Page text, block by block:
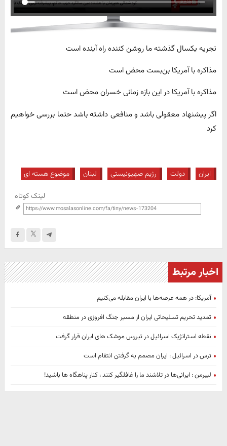
تجریه یکسال گذشته ما روشن کننده راه آینده است
مذاکره با آمریکا بن‌بست محض است
مذاکره با آمریکا در این بازه زمانی خسران محض است
اگر پیشنهاد معقولی باشد و منافعی داشته باشد حتما بررسی خواهیم
کرد
ایران دولت رژیم صهیونیستی لبنان موضوع هسته ای
لینک کوتاه
اخبار مرتبط
آمریکا: در همه عرصه‌ها با ایران مقابله می‌کنیم
تمدید تحریم تسلیحاتی ایران از مسیر جنگ افروزی در منطقه
نقطه استراتژیک اسرائیل در تیررس موشک های ایران قرار گرفت
ترس در اسرائیل : ایران مصمم به گرفتن انتقام است
لیبرمن : ایرانی‌ها در تلاشند ما را غافلگیر کنند ، کنار پناهگاه ها باشید!